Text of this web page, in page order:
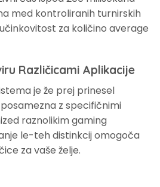
med kontroliranih turnirskih
za količino average
Različicami Aplikacije
je že prej prinesel
z specifičnimi
raznolikim gaming
le-teh distinkcij omogoča
za vaše želje.